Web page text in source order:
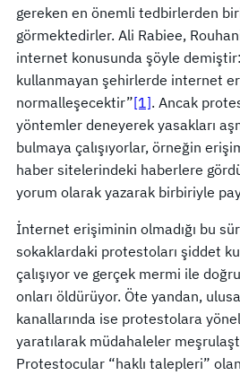
gereken en önemli tedbirlerden
görmektedirler. Ali Rabiee,
internet konusunda şöyle
kullanmayan şehirlerde internet
normalleşecektir”[1]. Ancak
yöntemler deneyerek yasakları
bulmaya çalışıyorlar, örneğin
haber sitelerindeki haberlere
yorum olarak yazarak birbiriyle
İnternet erişiminin olmadığı bu
sokaklardaki protestoları şiddet
çalışıyor ve gerçek mermi ile
onları öldürüyor. Öte yandan,
kanallarında ise protestolara
yaratılarak müdahaleler
Protestocular “haklı talepleri”